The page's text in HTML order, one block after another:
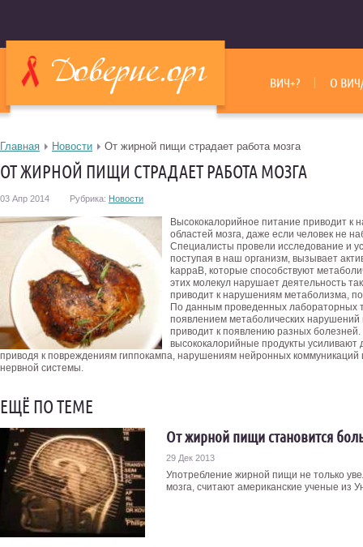
ВИЧ+? О
Главная Новости От жирной пищи страдает работа мозга
ОТ ЖИРНОЙ ПИЩИ СТРАДАЕТ РАБОТА МОЗГА
03 Апр 2014 Рубрика: Новости
Высококалорийное питание приводит
областей мозга, даже если человек не
Специалисты провели исследование и
поступая в наш организм, вызывает
kappaB, которые способствуют
этих молекул нарушает деятельность
приводит к нарушениям метаболизма,
По данным проведенных лабораторных
появлением метаболических нарушений
приводит к появлению разных болезней.
высококалорийные продукты усиливают
приводя к повреждениям гиппокампа, нарушениям нейронных
нервной системы.
ЕЩЁ ПО ТЕМЕ
От жирной пищи становится
29 Дек 2013
Употребление жирной пищи не только
мозга, считают американские ученые из